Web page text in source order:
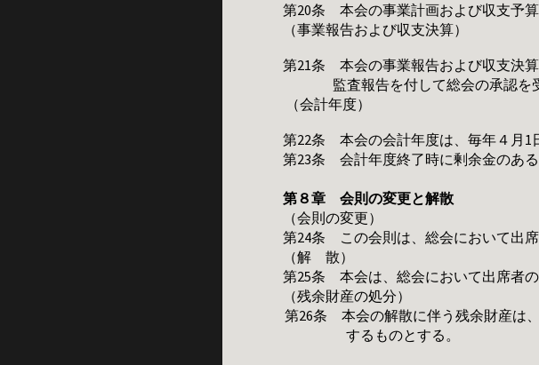
第20条 本会の事業計画および収支予算
（事業報告および収支決算）
第21条 本会の事業報告および収支決
監査報告を付して総会の承認を
（会計年度）
第22条 本会の会計年度は、毎年４月1
第23条 会計年度終了時に剰余金のある
第８章 会則の変更と解散
（会則の変更）
第24条 この会則は、総会において出
（解 散）
第25条 本会は、総会において出席者
（残余財産の処分）
第26条 本会の解散に伴う残余財産は
するものとする。